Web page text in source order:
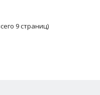
9 страниц)